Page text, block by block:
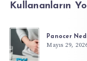
Kullananların
Panocer
Mayıs 29,